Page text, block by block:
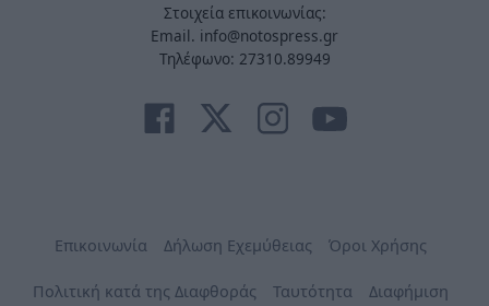
Στοιχεία επικοινωνίας:
Email. info@notospress.gr
Τηλέφωνο: 27310.89949
Επικοινωνία Δήλωση Εχεμύθειας Όροι Χρήσης
Πολιτική κατά της Διαφθοράς Ταυτότητα Διαφήμιση